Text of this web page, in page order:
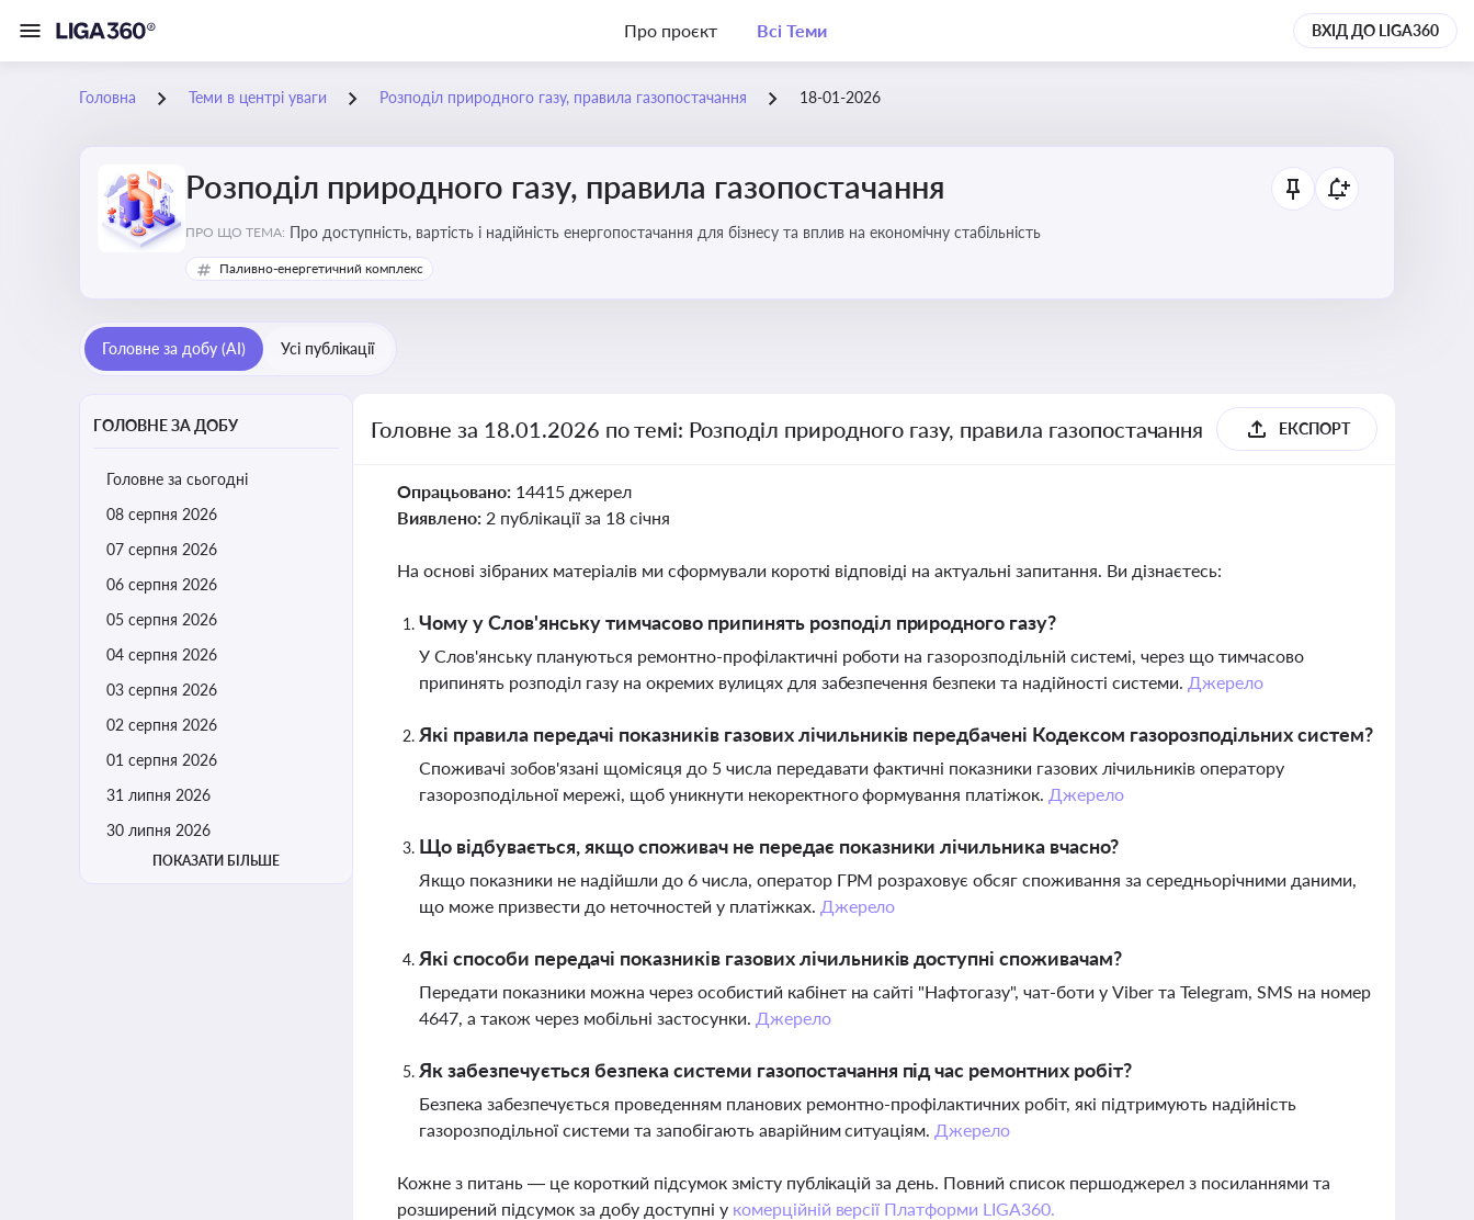
Про проєкт Всі Теми ВХІД ДО LIGA360
Головна Теми в центрі уваги Розподіл природного газу, правила газопостачання 18-01-2026
Розподіл природного газу, правила газопостачання
ПРО ЩО ТЕМА: Про доступність, вартість і надійність енергопостачання для бізнесу та вплив на економічну стабільність
Паливно-енергетичний комплекс
Головне за добу (AI) Усі публікації
ГОЛОВНЕ ЗА ДОБУ
Головне за сьогодні
08 серпня 2026
07 серпня 2026
06 серпня 2026
05 серпня 2026
04 серпня 2026
03 серпня 2026
02 серпня 2026
01 серпня 2026
31 липня 2026
30 липня 2026
ПОКАЗАТИ БІЛЬШЕ
Головне за 18.01.2026 по темі: Розподіл природного газу, правила газопостачання ЕКСПОРТ
Опрацьовано: 14415 джерел
Виявлено: 2 публікації за 18 січня
На основі зібраних матеріалів ми сформували короткі відповіді на актуальні запитання. Ви дізнаєтесь:
Чому у Слов'янську тимчасово припинять розподіл природного газу?
У Слов'янську плануються ремонтно-профілактичні роботи на газорозподільній системі, через що тимчасово
припинять розподіл газу на окремих вулицях для забезпечення безпеки та надійності системи. Джерело
Які правила передачі показників газових лічильників передбачені Кодексом газорозподільних систем?
Споживачі зобов'язані щомісяця до 5 числа передавати фактичні показники газових лічильників оператору
газорозподільної мережі, щоб уникнути некоректного формування платіжок. Джерело
Що відбувається, якщо споживач не передає показники лічильника вчасно?
Якщо показники не надійшли до 6 числа, оператор ГРМ розраховує обсяг споживання за середньорічними даними,
що може призвести до неточностей у платіжках. Джерело
Які способи передачі показників газових лічильників доступні споживачам?
Передати показники можна через особистий кабінет на сайті "Нафтогазу", чат-боти у Viber та Telegram, SMS на номер
4647, а також через мобільні застосунки. Джерело
Як забезпечується безпека системи газопостачання під час ремонтних робіт?
Безпека забезпечується проведенням планових ремонтно-профілактичних робіт, які підтримують надійність
газорозподільної системи та запобігають аварійним ситуаціям. Джерело
Кожне з питань — це короткий підсумок змісту публікацій за день. Повний список першоджерел з посиланнями та
розширений підсумок за добу доступні у комерційній версії Платформи LIGA360.